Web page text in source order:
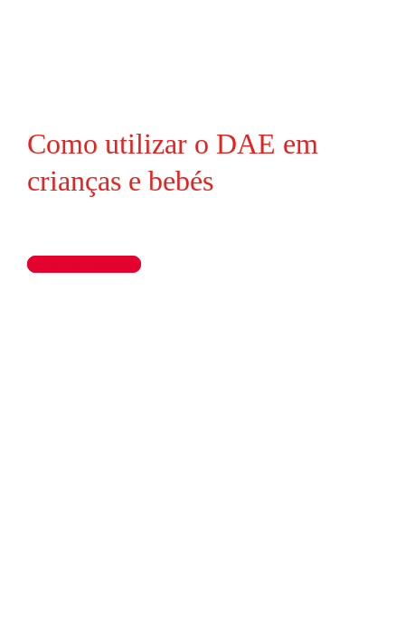
Como utilizar o DAE em
crianças e bebés
Ler artigo completo